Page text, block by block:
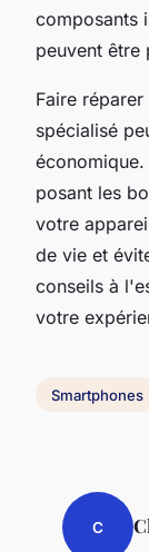
composants
peuvent être
Faire
spécialisé
posant les
votre
de vie et
conseils à
votre
Smartphones
C